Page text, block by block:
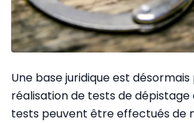
Une base juridique est
réalisation de tests de dépistage
tests peuvent être effectués de